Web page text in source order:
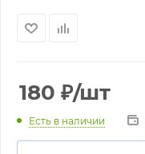
180 ₽/шт
Есть в наличии